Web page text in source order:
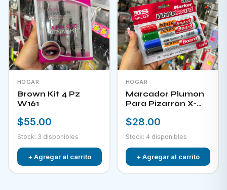
HOGAR
Brown Kit 4 Pz
W161
$55.00
Stock: 3 disponibles
+ Agregar al carrito
HOGAR
Marcador Plumon
Para Pizarron X-
$28.00
Stock: 4 disponibles
+ Agregar al carrito